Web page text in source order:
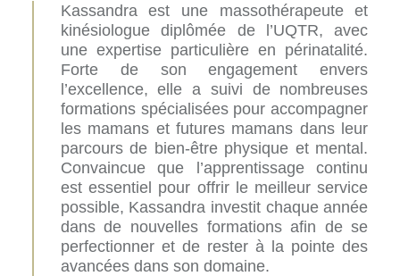
Kassandra est une massothérapeute et
kinésiologue diplômée de l’UQTR, avec
une expertise particulière en périnatalité.
Forte de son engagement envers
l’excellence, elle a suivi de nombreuses
formations spécialisées pour accompagner
les mamans et futures mamans dans leur
parcours de bien-être physique et mental.
Convaincue que l’apprentissage continu
est essentiel pour offrir le meilleur service
possible, Kassandra investit chaque année
dans de nouvelles formations afin de se
perfectionner et de rester à la pointe des
avancées dans son domaine.